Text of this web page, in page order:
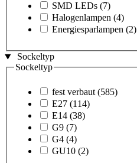
SMD LEDs (7)
Halogenlampen (4)
Energiesparlampen (2)
Sockeltyp
Sockeltyp
fest verbaut (585)
E27 (114)
E14 (38)
G9 (7)
G4 (4)
GU10 (2)